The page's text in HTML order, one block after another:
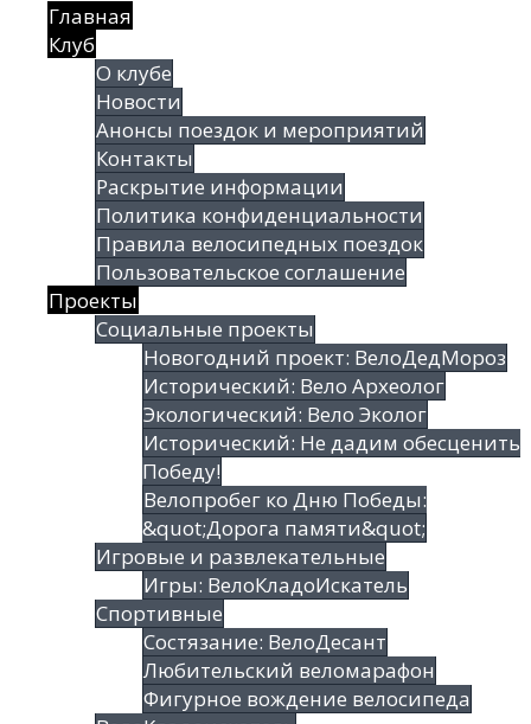
Главная
Клуб
О клубе
Новости
Анонсы поездок и мероприятий
Контакты
Раскрытие информации
Политика конфиденциальности
Правила велосипедных поездок
Пользовательское соглашение
Проекты
Социальные проекты
Новогодний проект: ВелоДедМороз
Исторический: Вело Археолог
Экологический: Вело Эколог
Исторический: Не дадим обесценить
Победу!
Велопробег ко Дню Победы:
&quot;Дорога памяти&quot;
Игровые и развлекательные
Игры: ВелоКладоИскатель
Спортивные
Состязание: ВелоДесант
Любительский веломарафон
Фигурное вождение велосипеда